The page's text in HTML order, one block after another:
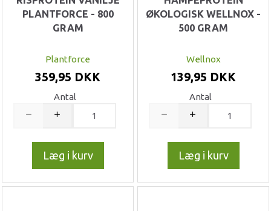
PLANTFORCE - 800
GRAM
Plantforce
359,95 DKK
Antal
Læg i kurv
ØKOLOGISK WELLNOX -
500 GRAM
Wellnox
139,95 DKK
Antal
Læg i kurv